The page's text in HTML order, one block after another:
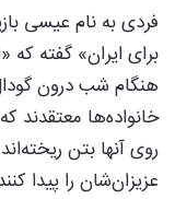
فردی به نام عیسی
هنگام شب درون
خانواده‌ها معتقدند
روی آنها بتن
عزیزان‌شان را پیدا